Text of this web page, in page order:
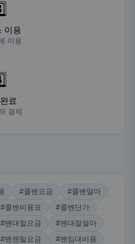
이용
이용
료
결제
#콜밴요금
#콜밴얼마
#콜밴비용표
#콜밴단가
#밴대절요금
#밴대절얼마
#밴렌탈요금
#밴임대비용